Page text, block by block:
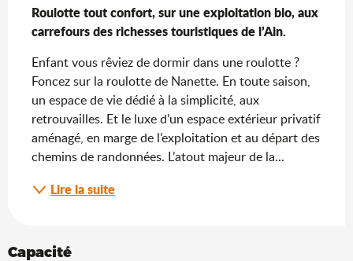
Roulotte tout confort, sur une exploitation bio, aux
carrefours des richesses touristiques de l’Ain.
Enfant vous rêviez de dormir dans une roulotte ?
Foncez sur la roulotte de Nanette. En toute saison,
un espace de vie dédié à la simplicité, aux
retrouvailles. Et le luxe d’un espace extérieur privatif
aménagé, en marge de l’exploitation et au départ des
chemins de randonnées. L’atout majeur de la...
Lire la suite
Capacité